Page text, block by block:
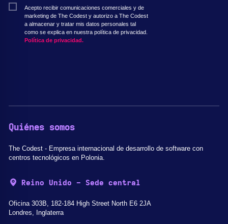
Acepto recibir comunicaciones comerciales y de
marketing de The Codest y autorizo a The Codest
a almacenar y tratar mis datos personales tal
como se explica en nuestra política de privacidad.
Política de privacidad.
Quiénes somos
The Codest - Empresa internacional de desarrollo de software con
centros tecnológicos en Polonia.
Reino Unido - Sede central
Oficina 303B, 182-184 High Street North E6 2JA
Londres, Inglaterra